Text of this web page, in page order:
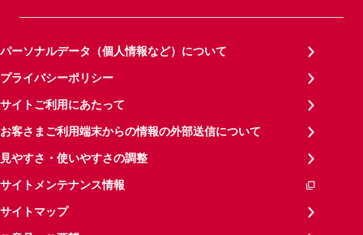
パーソナルデータ（個人情報など）について
プライバシーポリシー
サイトご利用にあたって
お客さまご利用端末からの情報の外部送信について
見やすさ・使いやすさの調整
サイトメンテナンス情報
サイトマップ